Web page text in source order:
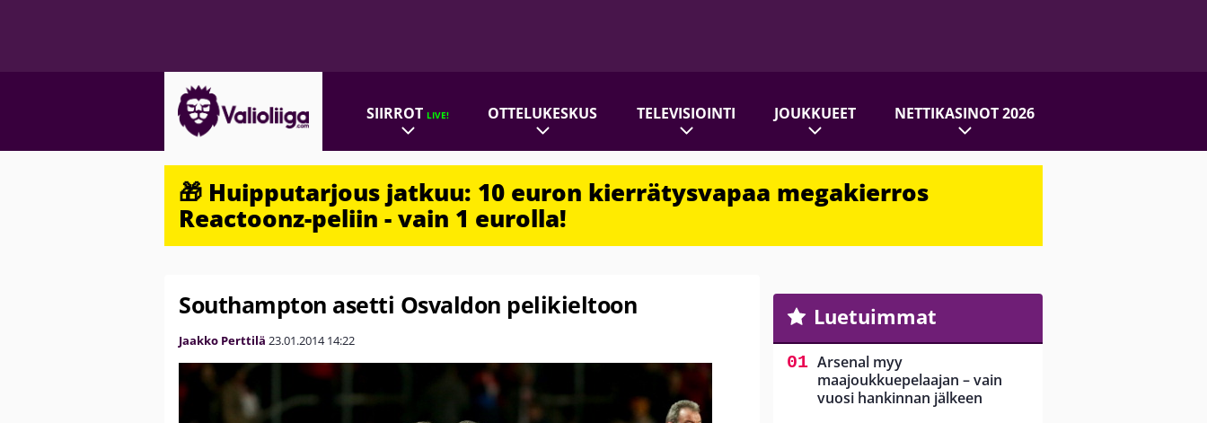
SIIRROTLIVE! OTTELUKESKUS TELEVISIOINTI JOUKKUEET NETTIKASINOT 2026
🎁 Huipputarjous jatkuu: 10 euron kierrätysvapaa megakierros
Reactoonz-peliin - vain 1 eurolla!
Southampton asetti Osvaldon pelikieltoon
Jaakko Perttilä 23.01.2014 14:22
Luetuimmat
Arsenal myy
maajoukkuepelaajan – vain
vuosi hankinnan jälkeen